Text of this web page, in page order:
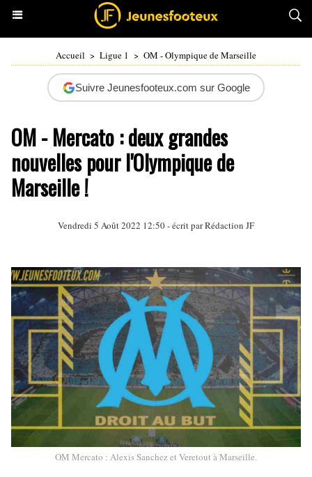
Accueil > Ligue 1 > OM - Olympique de Marseille
Suivre Jeunesfooteux.com sur Google
OM - Mercato : deux grandes
nouvelles pour l'Olympique de
Marseille !
Vendredi 5 Août 2022 12:50 - écrit par Rédaction JF
OM Mercato : Alexis Sanchez et Veretout à Marseille.